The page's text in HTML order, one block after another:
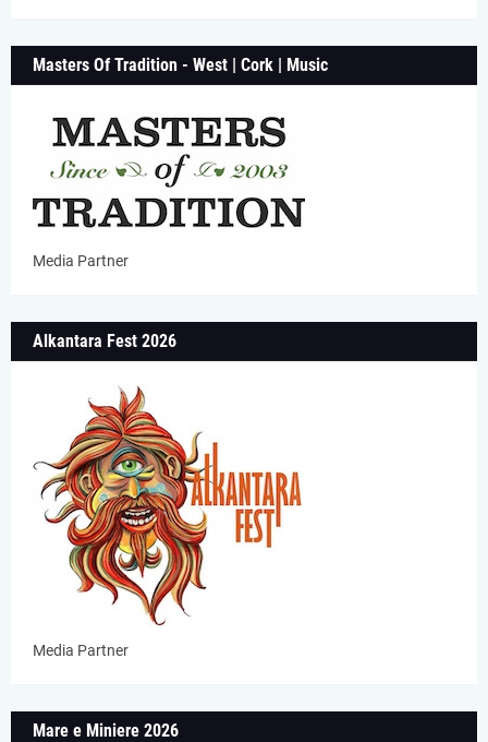
Masters Of Tradition - West | Cork | Music
Media Partner
Alkantara Fest 2026
Media Partner
Mare e Miniere 2026